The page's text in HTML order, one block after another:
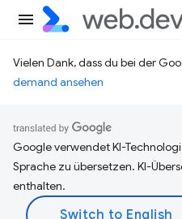
Vielen Dank, dass du bei der
demand ansehen
Google verwendet KI-
Sprache zu übersetzen. KI-
enthalten.